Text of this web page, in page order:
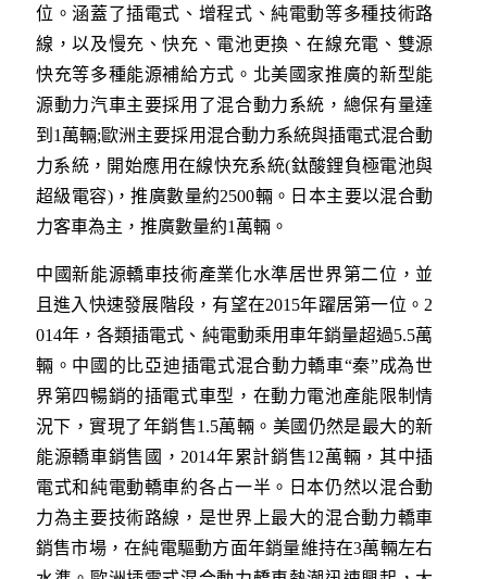
位。涵蓋了插電式、增程式、純電動等多種技術路
線，以及慢充、快充、電池更換、在線充電、雙源
快充等多種能源補給方式。北美國家推廣的新型能
源動力汽車主要採用了混合動力系統，總保有量達
到1萬輛;歐洲主要採用混合動力系統與插電式混合動
力系統，開始應用在線快充系統(鈦酸鋰負極電池與
超級電容)，推廣數量約2500輛。日本主要以混合動
力客車為主，推廣數量約1萬輛。
中國新能源轎車技術產業化水準居世界第二位，並
且進入快速發展階段，有望在2015年躍居第一位。2
014年，各類插電式、純電動乘用車年銷量超過5.5萬
輛。中國的比亞迪插電式混合動力轎車“秦”成為世
界第四暢銷的插電式車型，在動力電池產能限制情
況下，實現了年銷售1.5萬輛。美國仍然是最大的新
能源轎車銷售國，2014年累計銷售12萬輛，其中插
電式和純電動轎車約各占一半。日本仍然以混合動
力為主要技術路線，是世界上最大的混合動力轎車
銷售市場，在純電驅動方面年銷量維持在3萬輛左右